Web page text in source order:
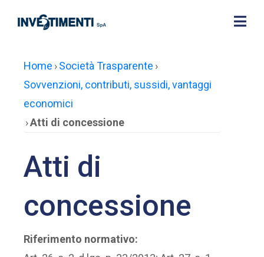
Home ›Società Trasparente ›
Sovvenzioni, contributi, sussidi, vantaggi
economici
›Atti di concessione
Atti di
concessione
Riferimento normativo: